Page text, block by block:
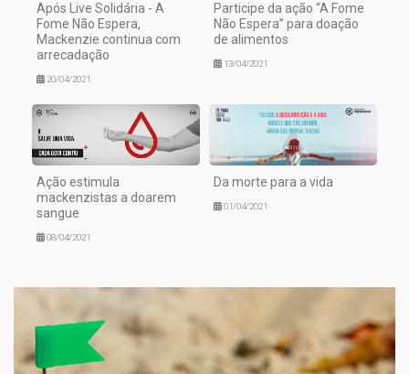
Após Live Solidária - A
Fome Não Espera,
Mackenzie continua com
arrecadação
20/04/2021
Participe da ação “A Fome
Não Espera” para doação
de alimentos
13/04/2021
Ação estimula
mackenzistas a doarem
sangue
08/04/2021
Da morte para a vida
01/04/2021